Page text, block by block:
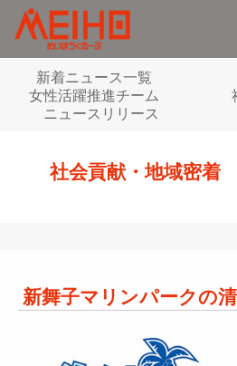
新着ニュース一覧
女性活躍推進チーム
ニュースリリース
社会貢献・地域密着
新舞子マリンパークの清